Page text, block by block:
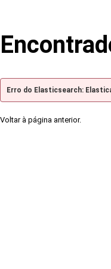
Erro do Elasticsearch:
Voltar à página anterior.